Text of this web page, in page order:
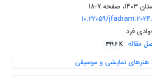
7-18
10.22059/
فرد
مقاله 499.2 K